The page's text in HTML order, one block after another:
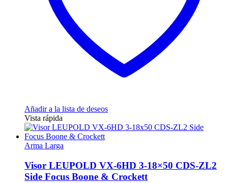
Añadir a la lista de deseos
Vista rápida
Arma Larga
Visor LEUPOLD VX-6HD 3-18×50 CDS-ZL2
Side Focus Boone & Crockett